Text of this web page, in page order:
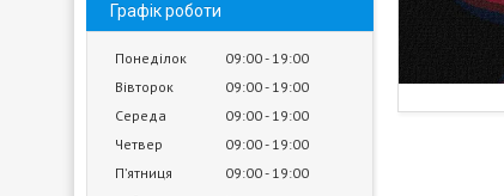
Графік роботи
Понеділок 09:00 19:00
Вівторок
09:00 19:00
Середа
09:00 19:00
Четвер
09:00 19:00
Пʼятниця
09:00 19:00